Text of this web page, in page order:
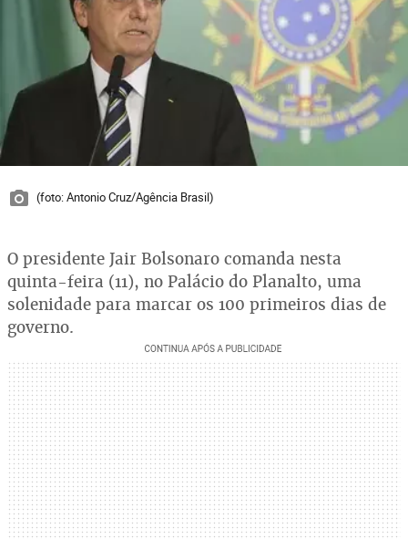
(foto: Antonio Cruz/Agência Brasil)
O presidente Jair Bolsonaro comanda nesta
quinta-feira (11), no Palácio do Planalto, uma
solenidade para marcar os 100 primeiros dias de
governo.